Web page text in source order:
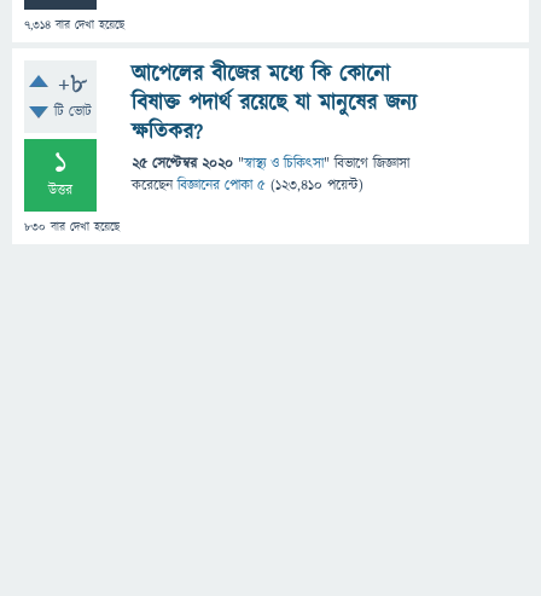
7,314 বার দেখা হয়েছে
+8
টি ভোট
1
উত্তর
830 বার দেখা হয়েছে
আপেলের বীজের মধ্যে কি কোনো
বিষাক্ত পদার্থ রয়েছে যা মানুষের জন্য
ক্ষতিকর?
25 সেপ্টেম্বর 2020 "স্বাস্থ্য ও চিকিৎসা" বিভাগে জিজ্ঞাসা
করেছেনবিজ্ঞানের পোকা ৫ (123,410 পয়েন্ট)